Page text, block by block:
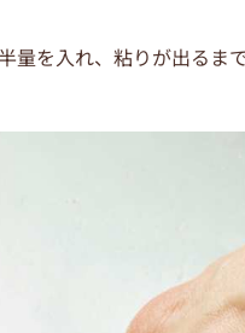
量を入れ、粘りが出る